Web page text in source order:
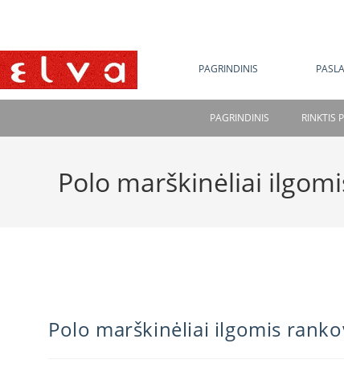
PAGRINDINIS
PAGRINDINIS RINKTIS
Polo marškinėliai
Polo marškinėliai ilgomis